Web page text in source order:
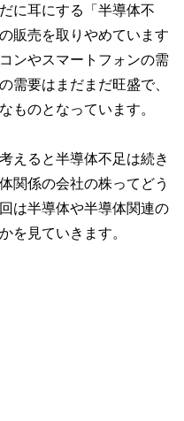
に耳にする「半導体不
販売を取りやめています
ンやスマートフォンの需
需要はまだまだ旺盛で、
ものとなっています。
えると半導体不足は続き
関係の会社の株ってどう
は半導体や半導体関連の
を見ていきます。